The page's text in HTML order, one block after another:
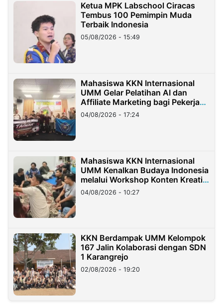
Ketua MPK Labschool Ciracas
Tembus 100 Pemimpin Muda
Terbaik Indonesia
05/08/2026 - 15:49
Mahasiswa KKN Internasional
UMM Gelar Pelatihan AI dan
Affiliate Marketing bagi Pekerja
Migran Indonesia di Taiwan
04/08/2026 - 17:24
Mahasiswa KKN Internasional
UMM Kenalkan Budaya Indonesia
melalui Workshop Konten Kreatif
di Taiwan
04/08/2026 - 10:27
KKN Berdampak UMM Kelompok
167 Jalin Kolaborasi dengan SDN
1 Karangrejo
02/08/2026 - 19:20